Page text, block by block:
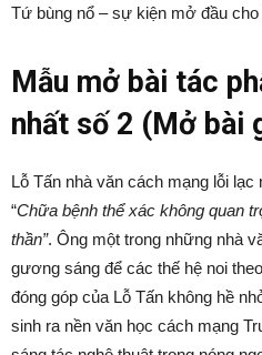
Tứ bùng nổ – sự kiện mở đầu
Mẫu mở bài tác
nhất số 2 (Mở bài
Lỗ Tấn nhà văn cách mạng lỗi lạc
“Chữa bệnh thể xác không quan
thần”. Ông một trong những nhà
gương sáng để các thế hệ noi
đóng góp của Lỗ Tấn không hề
sinh ra nền văn học cách mạng